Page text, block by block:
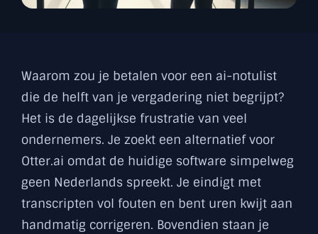
Waarom zou je betalen voor een ai-notulist
die de helft van je vergadering niet begrijpt?
Het is de dagelijkse frustratie van veel
ondernemers. Je zoekt een alternatief voor
Otter.ai omdat de huidige software simpelweg
geen Nederlands spreekt. Je eindigt met
transcripten vol fouten en bent uren kwijt aan
handmatig corrigeren. Bovendien staan je